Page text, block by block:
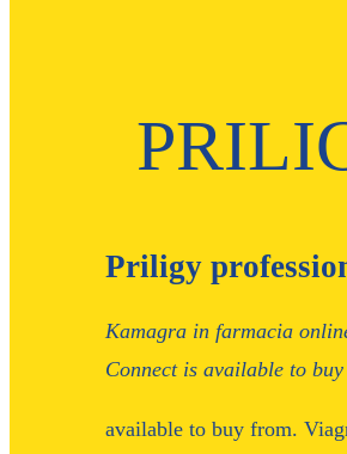
Priligy
Kamagra in farmacia
Connect is available to
available to buy from.